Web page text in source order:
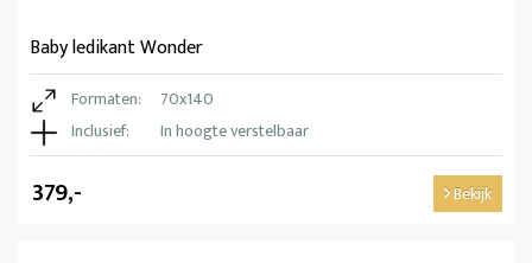
Baby ledikant Wonder
Formaten:
70x140
Inclusief:
In hoogte verstelbaar
379,- Bekijk